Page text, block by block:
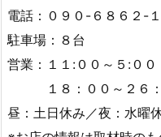
電話：０９０-６８６２-
駐車場：８台
営業：１１:００～５:００
１８：００～２６：
昼：土日休み／夜：水曜